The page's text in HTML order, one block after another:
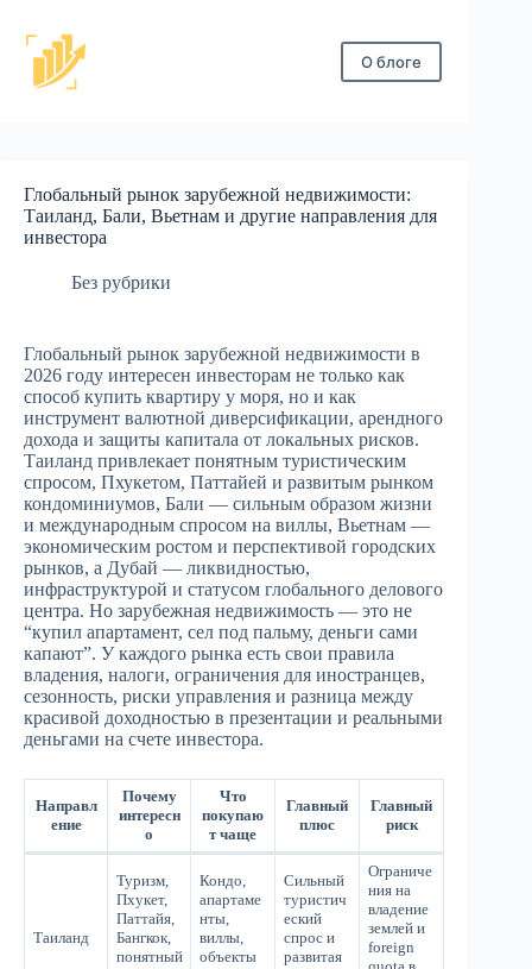
сути
О блоге
Глобальный рынок зарубежной недвижимости:
Таиланд, Бали, Вьетнам и другие направления для
инвестора
Без рубрики
Глобальный рынок зарубежной недвижимости в
2026 году интересен инвесторам не только как
способ купить квартиру у моря, но и как
инструмент валютной диверсификации, арендного
дохода и защиты капитала от локальных рисков.
Таиланд привлекает понятным туристическим
спросом, Пхукетом, Паттайей и развитым рынком
кондоминиумов, Бали — сильным образом жизни
и международным спросом на виллы, Вьетнам —
экономическим ростом и перспективой городских
рынков, а Дубай — ликвидностью,
инфраструктурой и статусом глобального делового
центра. Но зарубежная недвижимость — это не
“купил апартамент, сел под пальму, деньги сами
капают”. У каждого рынка есть свои правила
владения, налоги, ограничения для иностранцев,
сезонность, риски управления и разница между
красивой доходностью в презентации и реальными
деньгами на счете инвестора.
Направл
ение
Почему
интересн
о
Что
покупаю
т чаще
Главный
плюс
Главный
риск
Таиланд
Туризм,
Пхукет,
Паттайя,
Бангкок,
понятный
Кондо,
апартаме
нты,
виллы,
объекты
Сильный
туристич
еский
спрос и
развитая
Ограниче
ния на
владение
землей и
foreign